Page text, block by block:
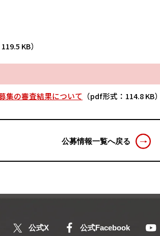
KB）
集の審査結果について （pdf形式：114.8 KB）
公募情報一覧へ戻る
公式X 公式Facebook